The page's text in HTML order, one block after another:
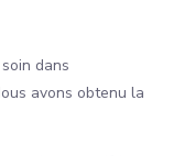
dans
avons obtenu la